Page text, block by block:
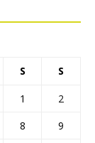
S S
1
2
8
9